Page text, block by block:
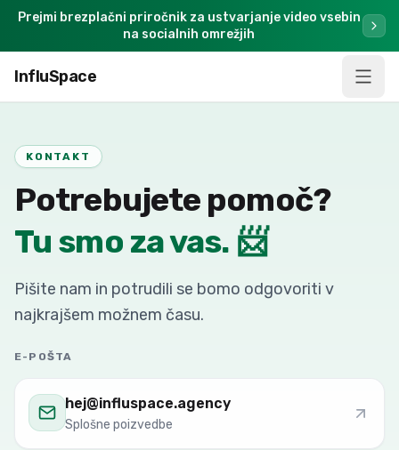
Prejmi brezplačni priročnik za ustvarjanje video vsebin
na socialnih omrežjih
InfluSpace
KONTAKT
Potrebujete pomoč?
Tu smo za vas. 📨
Pišite nam in potrudili se bomo odgovoriti v
najkrajšem možnem času.
E-POŠTA
hej@influspace.agency
Splošne poizvedbe